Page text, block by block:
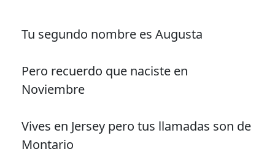
Tu segundo nombre es Augusta
Pero recuerdo que naciste en
Noviembre
Vives en Jersey pero tus llamadas son de
Montario